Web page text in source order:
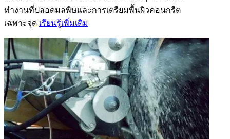
ทำงานที่ปลอดมลพิษและการเตรียมพื้นผิวคอนกรีต
เฉพาะจุด เรียนรู้เพิ่มเติม